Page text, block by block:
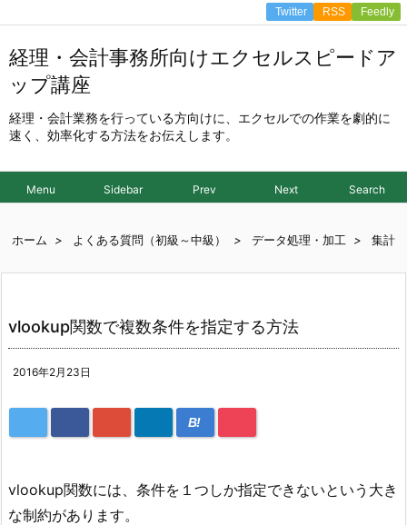
経理・会計事務所向けエクセルスピードア
ップ講座
経理・会計業務を行っている方向けに、エクセルでの作業を劇的に
速く、効率化する方法をお伝えします。
Menu Sidebar Prev Next Search
Twitter RSS Feedly
ホーム > よくある質問（初級～中級） > データ処理・加工 > 集計
vlookup関数で複数条件を指定する方法
2016年2月23日
B!
vlookup関数には、条件を１つしか指定できないという大き
な制約があります。